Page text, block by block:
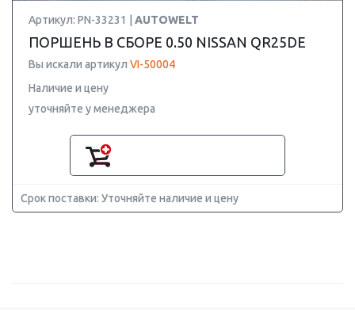
Артикул: PN-33231 | AUTOWELT
ПОРШЕНЬ В СБОРЕ 0.50 NISSAN QR25DE
Вы искали артикул VI-50004
Наличие и цену
уточняйте у менеджера
Срок поставки: Уточняйте наличие и цену